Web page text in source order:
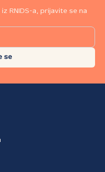
RNIDS-a, prijavite se na
se